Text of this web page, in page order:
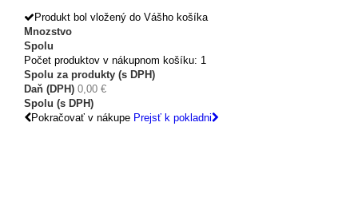
Produkt bol vložený do Vášho košíka
Mnozstvo
Spolu
Počet produktov v nákupnom košíku: 1
Spolu za produkty (s DPH)
Daň (DPH) 0,00 €
Spolu (s DPH)
Pokračovať v nákupe Prejsť k pokladni